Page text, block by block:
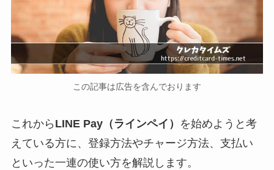
この記事は広告を含んでおります
これから LINE Pay（ラインペイ）
を始めようと考
えている方に、登録方法やチャージ方法、支払い
といった一連の使い方を解説します。